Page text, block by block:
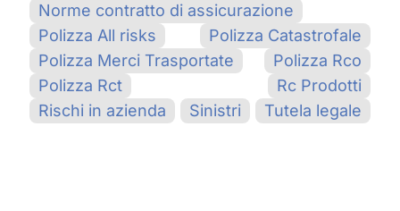
Norme contratto di assicurazione
Polizza All risks
Polizza Catastrofale
Polizza Merci Trasportate
Polizza Rco
Polizza Rct
Rc Prodotti
Rischi in azienda
Sinistri Tutela legale